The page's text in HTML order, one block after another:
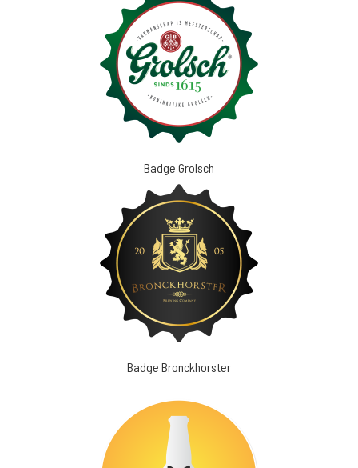
Badge Grolsch
Badge Bronckhorster